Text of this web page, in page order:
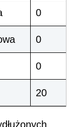
0
0
0
20